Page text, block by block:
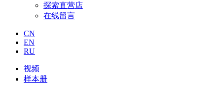
探索直营店
在线留言
CN
EN
RU
视频
样本册